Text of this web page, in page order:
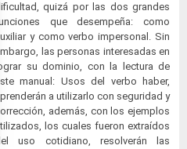
quizá por las dos grandes
que desempeña: como
y como verbo impersonal. Sin
las personas interesadas en
su dominio, con la lectura de
manual: Usos del verbo haber,
a utilizarlo con seguridad y
además, con los ejemplos
los cuales fueron extraídos
uso cotidiano, resolverán las